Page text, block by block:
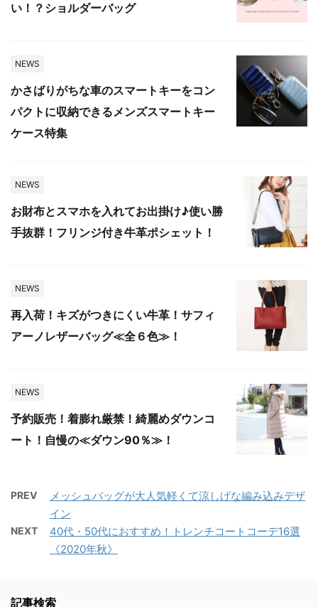
い！？ショルダーバッグ
NEWS
かさばりがちな車のスマートキーをコン
パクトに収納できるメンズスマートキー
ケース特集
NEWS
お財布とスマホを入れてお出掛け♪使い勝
手抜群！フリンジ付き牛革ポシェット！
NEWS
再入荷！キズがつきにくい牛革！サフィ
アーノレザーバッグ≪全６色≫！
NEWS
予約販売！着膨れ厳禁！綺麗めダウンコ
ート！自慢の≪ダウン90％≫！
PREV
メッシュバッグが大人気軽くて涼しげな編み込みデザ
イン
NEXT
40代・50代におすすめ！トレンチコートコーデ16選
《2020年秋》
記事検索